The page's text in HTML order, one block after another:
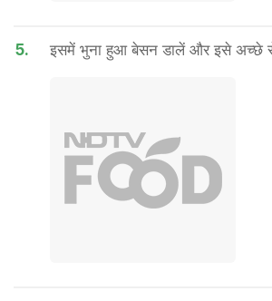
5. इसमें भुना हुआ बेसन डालें और इसे अच्छे से